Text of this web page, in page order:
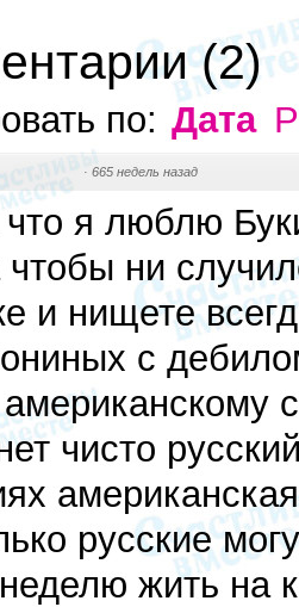
(2)
по: Дата
· 665 недель назад
что я люблю
чтобы ни
и нищете
с
чисто
русские
жить на